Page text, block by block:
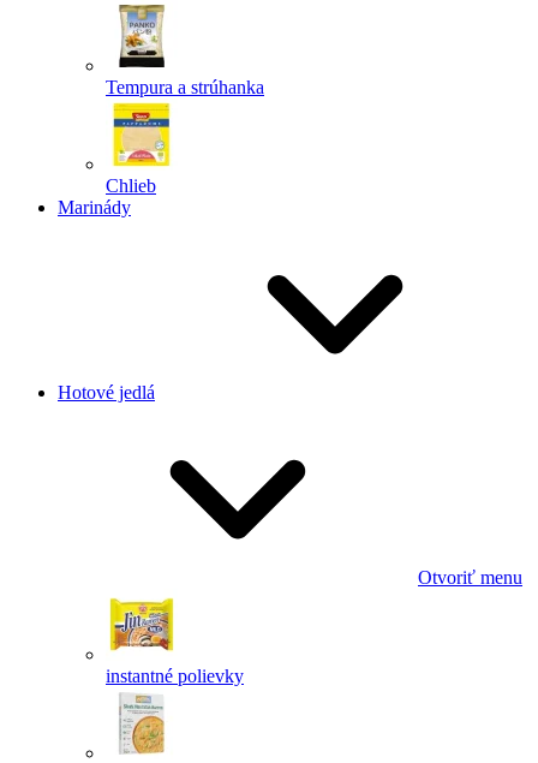
Tempura a strúhanka
Chlieb
Marinády
Hotové jedlá
Otvoriť menu
instantné polievky